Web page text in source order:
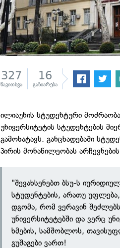
327
წაკითხვა
16
გაზიარება
ილიაუნის სტუდენტური
უნივერსიტეტის სტუდენტების
გამოხატავს. განცხადებაში
პირის მონაწილეობას
"შევახსენებთ ბსუ-ს
სტუდენტების, არათუ
დგომა, რომ ვერავინ შეძლებს
უნივერსიტეტებში და ვერც
ხმების, სამშობლოს,
გუშაგები ვართ!